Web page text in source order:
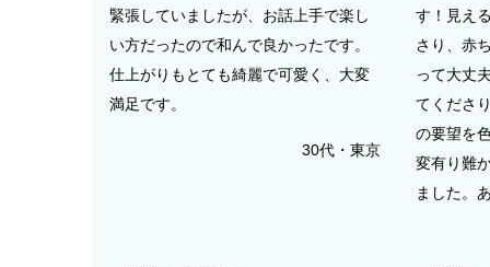
緊張していましたが、お話上手で楽し
い方だったので和んで良かったです。
仕上がりもとても綺麗で可愛く、大変
満足です。
30代・東京
す！見え
さり、赤
って大丈
てくださ
の要望を
変有り難
ました。